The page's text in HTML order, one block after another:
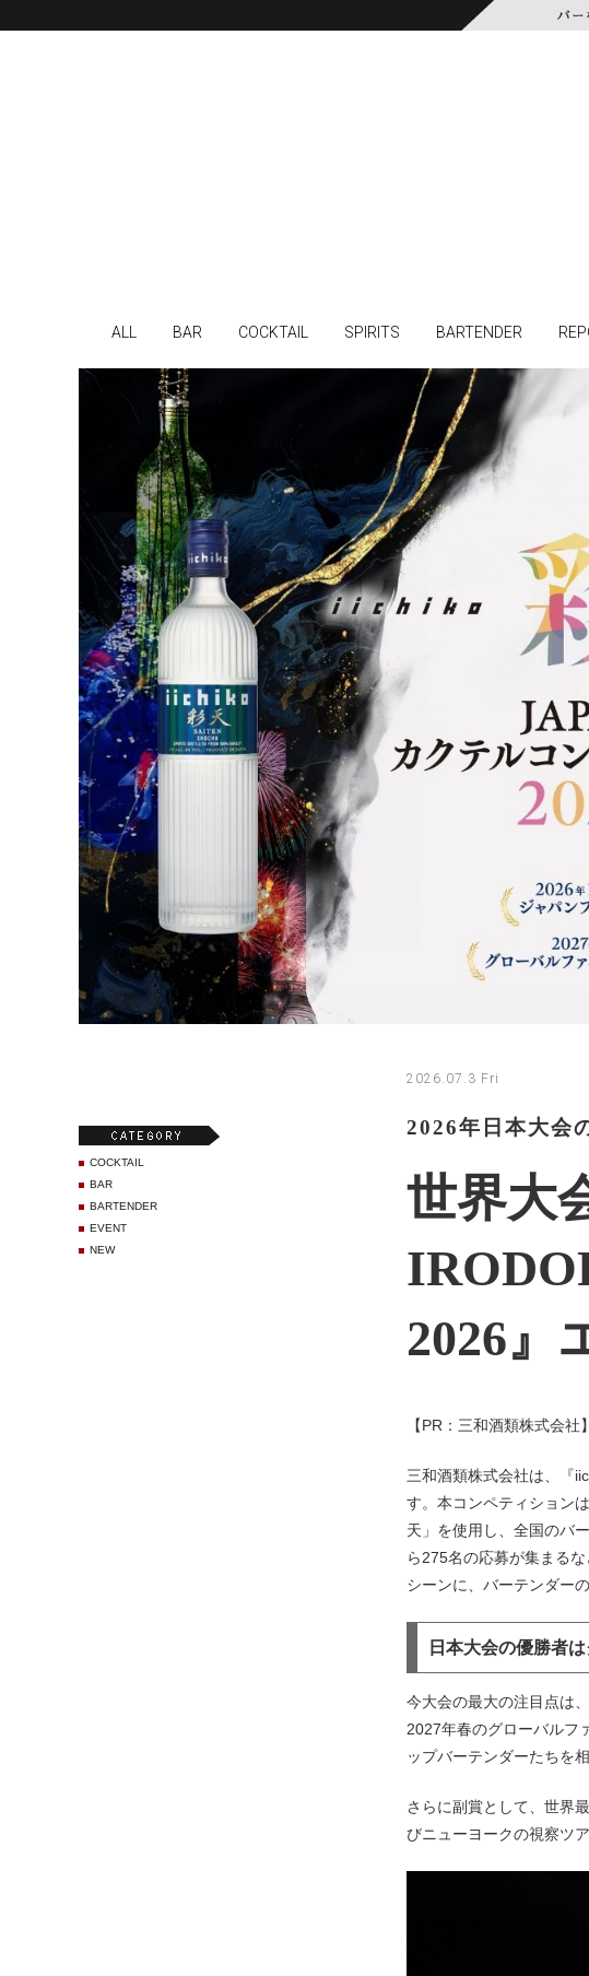
ALL BAR COCKTAIL SPIRITS BARTENDER
2026.07.3 Fri
2026年日本大会
世界大
2026』
【PR：三和酒類株式会社】
三和酒類株式会社は、『
す。本コンペティション
天」を使用し、全国のバ
ら275名の応募が集まる
シーンに、バーテンダー
日本大会の優勝者
今大会の最大の注目点は
2027年春のグローバルフ
ップバーテンダーたちを
さらに副賞として、世界
びニューヨークの視察ツ
COCKTAIL
BAR
BARTENDER
EVENT
NEW